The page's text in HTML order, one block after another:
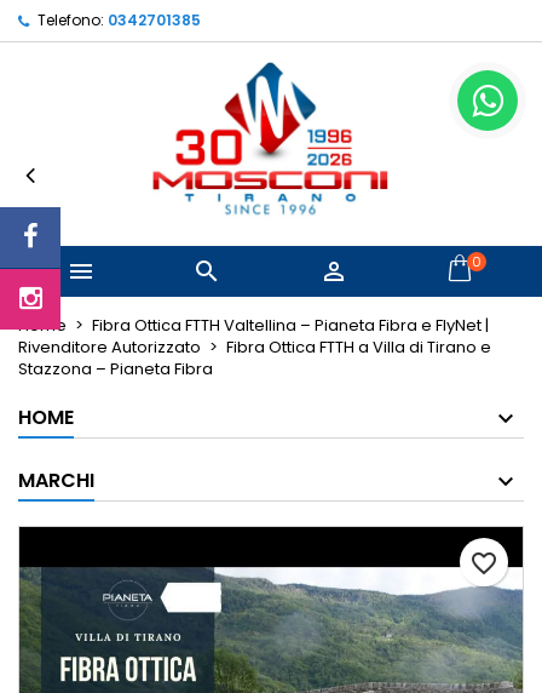
Telefono: 0342701385
   0
Home
Fibra Ottica FTTH Valtellina – Pianeta Fibra e FlyNet |
Rivenditore Autorizzato
Fibra Ottica FTTH a Villa di Tirano e
Stazzona – Pianeta Fibra
HOME
MARCHI
favorite_border
Le mie liste di desideri ×
Crea lista dei desideri ×
Nome lista dei desideri
Accedi ×
Devi avere effettuato l'accesso per salvare dei
prodotti nella tua lista dei desideri.
Annulla